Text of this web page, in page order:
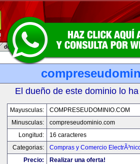
El dueño de este dominio lo
Mayusculas:
COMPRESEUDOMINIO.COM
Minusculas:
compreseudominio.com
Longitud:
16 caracteres
Categorias:
Compras y Comercio
Precio:
Realizar una oferta!